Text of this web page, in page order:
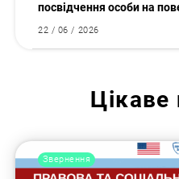
посвідчення особи на
22 / 06 / 2026
Цікаве
Звернення